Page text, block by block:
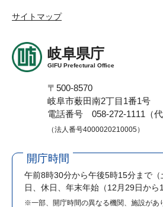
サイトマップ
岐阜県庁
GIFU Prefectural Office
〒500-8570
岐阜市薮田南2丁目1番1号
電話番号 058-272-1111（代
（法人番号4000020210005）
開庁時間
午前8時30分から午後5時15分まで
日、休日、年末年始（12月29日から
※一部、開庁時間の異なる機関、施設があ